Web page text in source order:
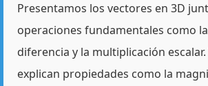
Presentamos los vectores en 3D
operaciones fundamentales como
diferencia y la multiplicación
explican propiedades como la